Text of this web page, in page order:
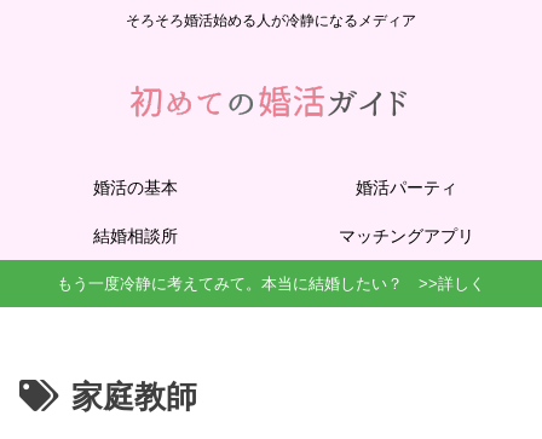
そろそろ婚活始める人が冷静になるメディア
婚活の基本 婚活パーティ
結婚相談所 マッチングアプリ
もう一度冷静に考えてみて。本当に結婚したい？ >>詳しく
家庭教師